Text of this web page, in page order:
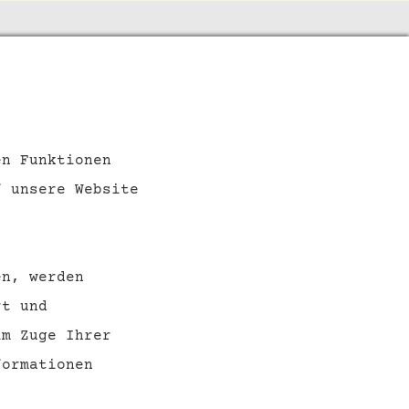
Funktionen
Website
werden
und
Zuge Ihrer